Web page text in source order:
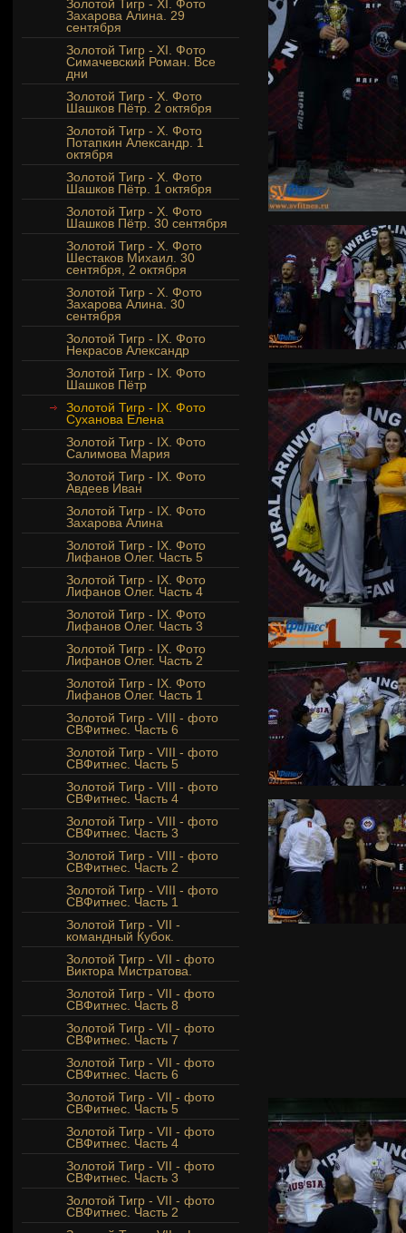
Золотой Тигр - XI. Фото
Захарова Алина. 29
сентября
Золотой Тигр - XI. Фото
Симачевский Роман. Все
дни
Золотой Тигр - Х. Фото
Шашков Пётр. 2 октября
Золотой Тигр - Х. Фото
Потапкин Александр. 1
октября
Золотой Тигр - Х. Фото
Шашков Пётр. 1 октября
Золотой Тигр - Х. Фото
Шашков Пётр. 30 сентября
Золотой Тигр - Х. Фото
Шестаков Михаил. 30
сентября, 2 октября
Золотой Тигр - X. Фото
Захарова Алина. 30
сентября
Золотой Тигр - IX. Фото
Некрасов Александр
Золотой Тигр - IX. Фото
Шашков Пётр
Золотой Тигр - IX. Фото
Суханова Елена
Золотой Тигр - IX. Фото
Салимова Мария
Золотой Тигр - IX. Фото
Авдеев Иван
Золотой Тигр - IX. Фото
Захарова Алина
Золотой Тигр - IX. Фото
Лифанов Олег. Часть 5
Золотой Тигр - IX. Фото
Лифанов Олег. Часть 4
Золотой Тигр - IX. Фото
Лифанов Олег. Часть 3
Золотой Тигр - IX. Фото
Лифанов Олег. Часть 2
Золотой Тигр - IX. Фото
Лифанов Олег. Часть 1
Золотой Тигр - VIII - фото
СВФитнес. Часть 6
Золотой Тигр - VIII - фото
СВФитнес. Часть 5
Золотой Тигр - VIII - фото
СВФитнес. Часть 4
Золотой Тигр - VIII - фото
СВФитнес. Часть 3
Золотой Тигр - VIII - фото
СВФитнес. Часть 2
Золотой Тигр - VIII - фото
СВФитнес. Часть 1
Золотой Тигр - VII -
командный Кубок.
Золотой Тигр - VII - фото
Виктора Мистратова.
Золотой Тигр - VII - фото
СВФитнес. Часть 8
Золотой Тигр - VII - фото
СВФитнес. Часть 7
Золотой Тигр - VII - фото
СВФитнес. Часть 6
Золотой Тигр - VII - фото
СВФитнес. Часть 5
Золотой Тигр - VII - фото
СВФитнес. Часть 4
Золотой Тигр - VII - фото
СВФитнес. Часть 3
Золотой Тигр - VII - фото
СВФитнес. Часть 2